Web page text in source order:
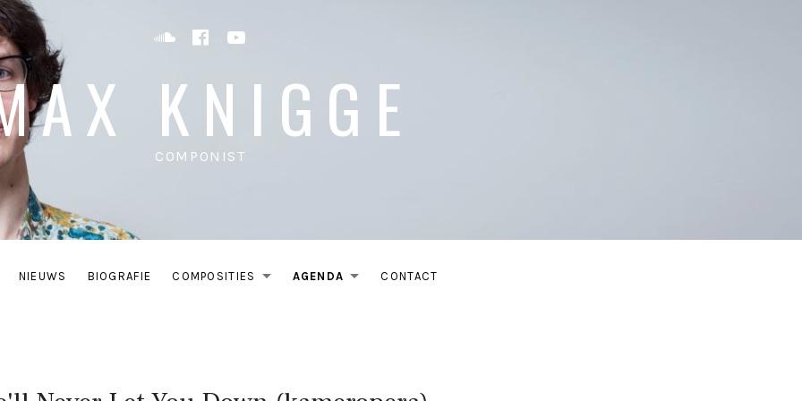
KNIGGE
COMPONIST
NIEUWS BIOGRAFIE COMPOSITIES AGENDA CONTACT
Soundcloud
Facebook